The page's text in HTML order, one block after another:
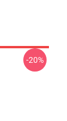
-20%